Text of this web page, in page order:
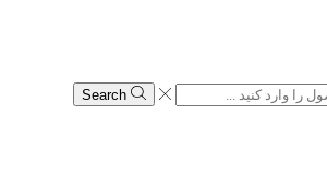
Search